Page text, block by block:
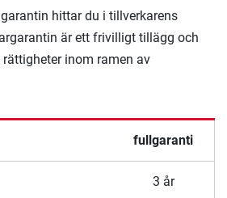
hittar du i tillverkarens
är ett frivilligt tillägg och
inom ramen av
fullgaranti
3 år